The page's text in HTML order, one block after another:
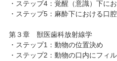
・ステップ4：覚醒（意識）下に
・ステップ5：麻酔下における口
第３章 獣医歯科放射線学
・ステップ1：動物の位置決め
・ステップ2：動物の口内にフィ